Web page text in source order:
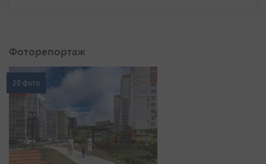
Фоторепортаж
20 фото